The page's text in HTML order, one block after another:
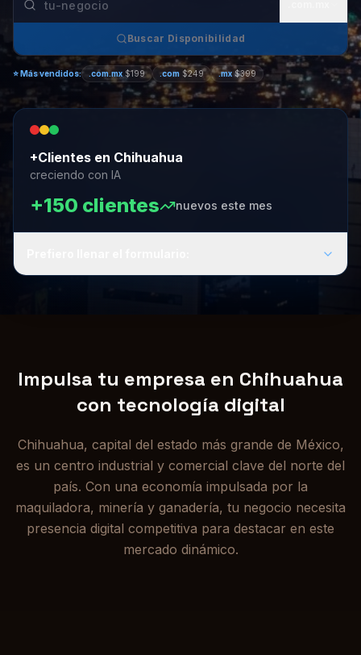
Buscar Disponibilidad
⭐Más vendidos: .com.mx $199 .com $249 .mx $399
+Clientes en Chihuahua
creciendo con IA
+150 clientes nuevos este mes
Impulsa tu empresa en Chihuahua
con tecnología digital
Chihuahua, capital del estado más grande de México,
es un centro industrial y comercial clave del norte del
país. Con una economía impulsada por la
maquiladora, minería y ganadería, tu negocio necesita
presencia digital competitiva para destacar en este
mercado dinámico.